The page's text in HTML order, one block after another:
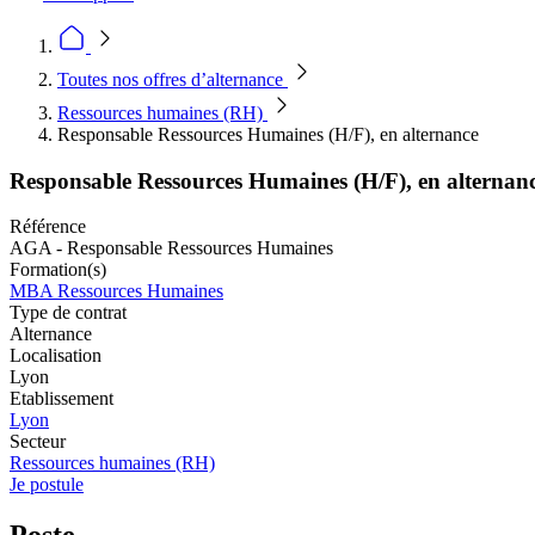
Toutes nos offres d’alternance
Ressources humaines (RH)
Responsable Ressources Humaines (H/F), en alternance
Responsable Ressources Humaines (H/F), en
Référence
AGA - Responsable Ressources Humaines
Formation(s)
MBA Ressources Humaines
Type de contrat
Alternance
Localisation
Lyon
Etablissement
Lyon
Secteur
Ressources humaines (RH)
Je postule